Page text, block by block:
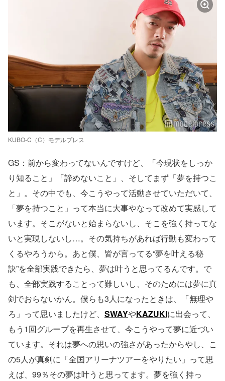
KUBO-C（C）モデルプレス
GS：前から変わってないんですけど、「今現状をしっか
り知ること」「諦めないこと」、そしてまず「夢を持つこ
と」。その中でも、今こうやって活動させていただいて、
「夢を持つこと」って本当に大事やなって改めて実感して
います。そこがないと始まらないし、そこを強く持ってな
いと実現しないし…。その気持ちがあれば行動も変わって
くるやろうから。あと僕、皆が言ってる“夢を叶える秘
訣”を全部実践できたら、夢は叶うと思ってるんです。で
も、全部実践することって難しいし、そのためには夢に真
剣でおらないかん。僕らも3人になったときは、「無理や
ろ」って思いましたけど、 SWAYやKAZUKIに出会って、
もう1回グループを再生させて、今こうやって夢に近づい
ています。それは夢への思いの強さがあったからやし、こ
の5人が真剣に「全国アリーナツアーをやりたい」って思
えば、99％その夢は叶うと思ってます。夢を強く持っ